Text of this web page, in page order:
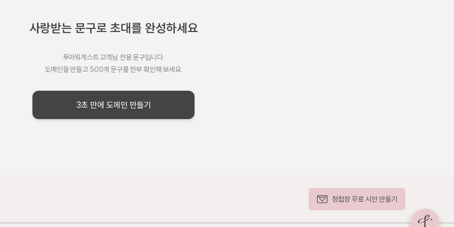
사랑받는 문구로 초대를 완성하세요
투아워게스트 고객님 전용 문구입니다.
도메인을 만들고 500개 문구를 전부 확인해 보세요.
3초 만에 도메인 만들기
청첩장 무료 시안 만들기